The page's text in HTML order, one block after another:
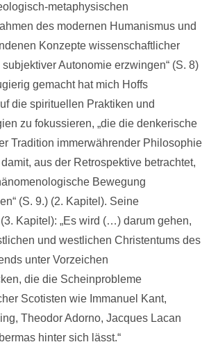
metaphysischen
des modernen Humanismus und
Konzepte wissenschaftlicher
Autonomie erzwingen“ (S. 8)
gemacht hat mich Hoffs
die spirituellen Praktiken und
zu fokussieren, „die die denkerische
Tradition immerwährender Philosophie
aus der Retrospektive betrachtet,
Bewegung
(S. 9.) (2. Kapitel). Seine
Kapitel): „Es wird (…) darum gehen,
und westlichen Christentums des
unter Vorzeichen
die die Scheinprobleme
Scotisten wie Immanuel Kant,
Theodor Adorno, Jacques Lacan
hinter sich lässt.“